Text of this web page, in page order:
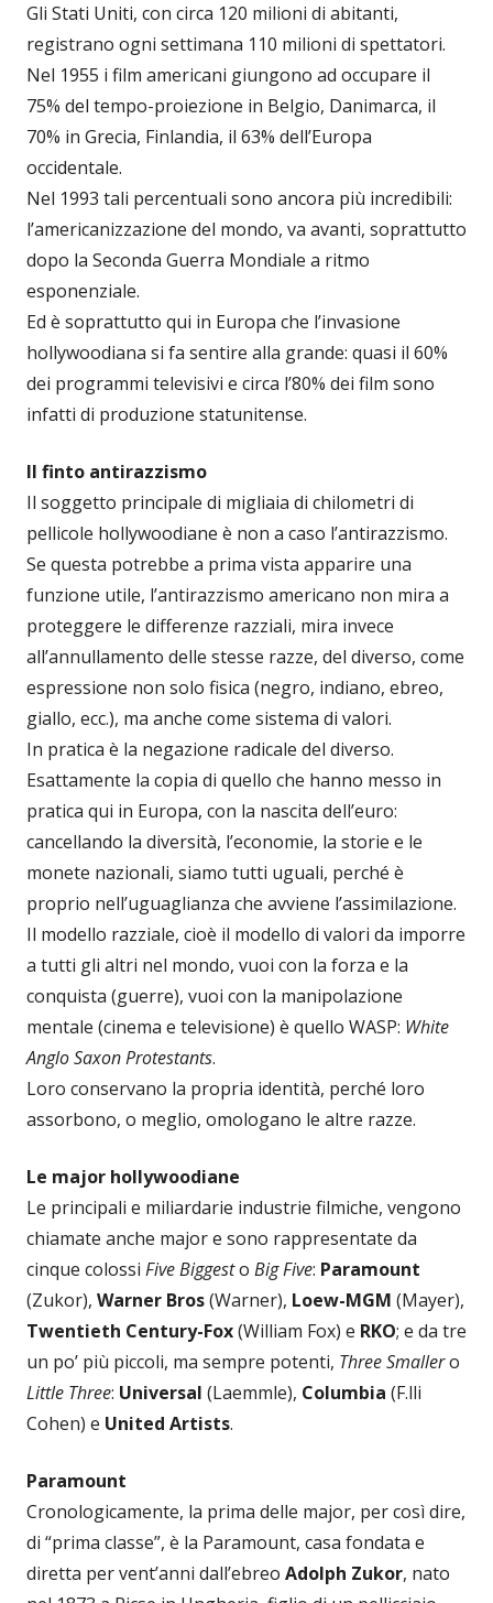
Gli Stati Uniti, con circa 120 milioni di abitanti,
registrano ogni settimana 110 milioni di spettatori.
Nel 1955 i film americani giungono ad occupare il
75% del tempo-proiezione in Belgio, Danimarca, il
70% in Grecia, Finlandia, il 63% dell’Europa
occidentale.
Nel 1993 tali percentuali sono ancora più incredibili:
l’americanizzazione del mondo, va avanti, soprattutto
dopo la Seconda Guerra Mondiale a ritmo
esponenziale.
Ed è soprattutto qui in Europa che l’invasione
hollywoodiana si fa sentire alla grande: quasi il 60%
dei programmi televisivi e circa l’80% dei film sono
infatti di produzione statunitense.
Il finto antirazzismo
Il soggetto principale di migliaia di chilometri di
pellicole hollywoodiane è non a caso l’antirazzismo.
Se questa potrebbe a prima vista apparire una
funzione utile, l’antirazzismo americano non mira a
proteggere le differenze razziali, mira invece
all’annullamento delle stesse razze, del diverso, come
espressione non solo fisica (negro, indiano, ebreo,
giallo, ecc.), ma anche come sistema di valori.
In pratica è la negazione radicale del diverso.
Esattamente la copia di quello che hanno messo in
pratica qui in Europa, con la nascita dell’euro:
cancellando la diversità, l’economie, la storie e le
monete nazionali, siamo tutti uguali, perché è
proprio nell’uguaglianza che avviene l’assimilazione.
Il modello razziale, cioè il modello di valori da imporre
a tutti gli altri nel mondo, vuoi con la forza e la
conquista (guerre), vuoi con la manipolazione
mentale (cinema e televisione) è quello WASP: White
Anglo Saxon Protestants.
Loro conservano la propria identità, perché loro
assorbono, o meglio, omologano le altre razze.
Le major hollywoodiane
Le principali e miliardarie industrie filmiche, vengono
chiamate anche major e sono rappresentate da
cinque colossi Five Biggesto Big Five: Paramount
(Zukor), Warner Bros(Warner), Loew-MGM (Mayer),
Twentieth Century-Fox(William Fox) e RKO; e da tre
un po’ più piccoli, ma sempre potenti, Three Smallero
Little Three: Universal (Laemmle), Columbia (F.lli
Cohen) e United Artists.
Paramount
Cronologicamente, la prima delle major, per così dire,
di “prima classe”, è la Paramount, casa fondata e
diretta per vent’anni dall’ebreo Adolph Zukor, nato